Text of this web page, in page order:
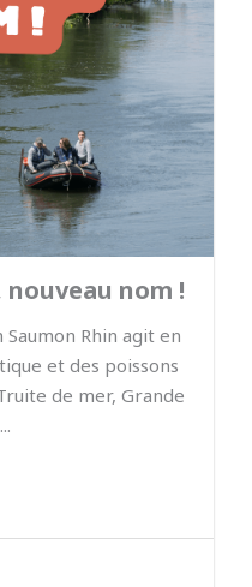
nom !
Saumon Rhin agit en
et des poissons
de mer, Grande